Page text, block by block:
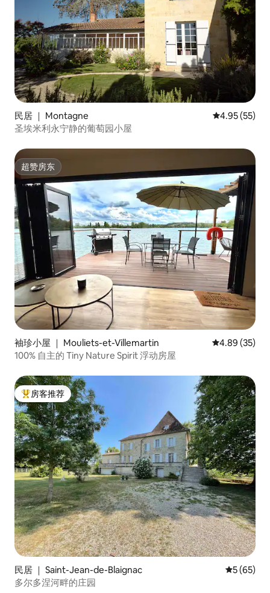
民居 ｜ Montagne 平均评分
4.95 (55)
圣埃米利永宁静的葡萄园小屋
超赞房东
超赞房东
袖珍小屋 ｜ Mouliets-et-Villemartin 平均评分
4.89 (35)
100% 自主的 Tiny Nature Spirit 浮动房屋
热门「房客推荐」
房客推荐
民居 ｜ Saint-Jean-de-Blaignac 平均评分
5 (65)
多尔多涅河畔的庄园